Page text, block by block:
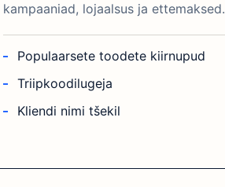
kampaaniad, lojaalsus ja ettemaksed.
Populaarsete toodete kiirnupud
Triipkoodilugeja
Kliendi nimi tšekil